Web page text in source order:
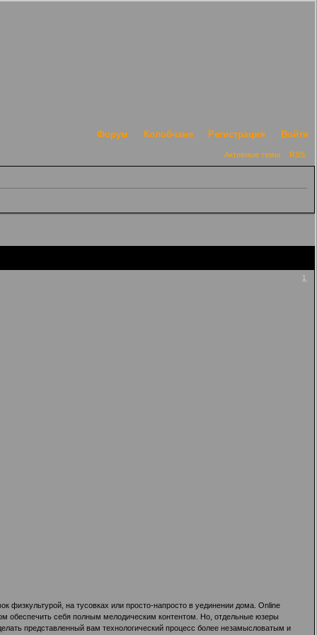
Форум Колобчане Регистрация Войти
Активные темы RSS
1
на тусовках или просто-напросто в уединении дома. Online
обеспечить себя полным мелодическим контентом. Но, отдельные юзеры
представленный вам технологический процесс более незамысловатым и